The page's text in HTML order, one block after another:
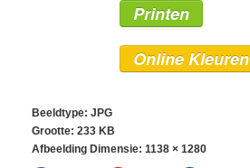
Printen
Online Kleuren
Beeldtype: JPG
Grootte: 233 KB
Afbeelding Dimensie: 1138 × 1280